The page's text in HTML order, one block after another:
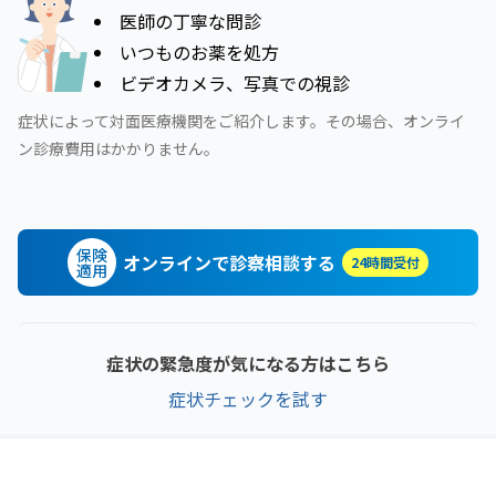
医師の丁寧な問診
いつものお薬を処方
ビデオカメラ、写真での視診
症状によって対面医療機関をご紹介します。その場合、オンライ
ン診療費用はかかりません。
保険
適用 オンラインで診察相談する 24時間受付
症状の緊急度が気になる方はこちら
症状チェックを試す